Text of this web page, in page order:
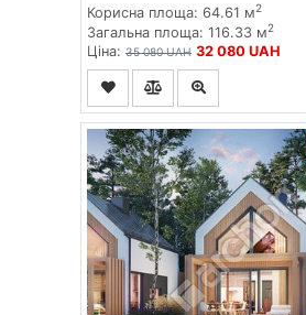
Корисна площа: 64.61 м2
Загальна площа: 116.33 м2
Ціна: 35 080 UAH 32 080 UAH